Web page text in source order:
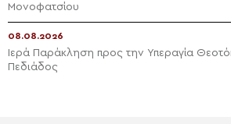
Μονοφατσίου
08.08.2026
Ιερά Παράκληση προς την Υπεραγία
Πεδιάδος